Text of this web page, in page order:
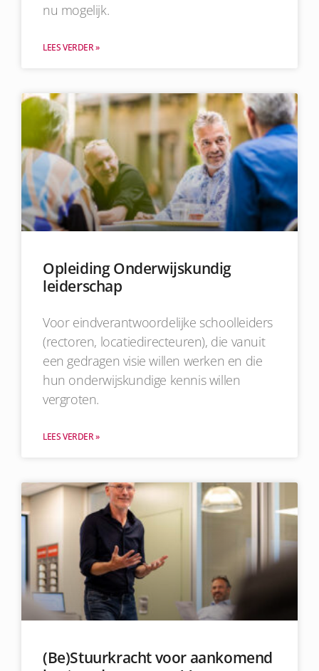
nu mogelijk.
LEES VERDER »
Opleiding Onderwijskundig
leiderschap
Voor eindverantwoordelijke schoolleiders
(rectoren, locatiedirecteuren), die vanuit
een gedragen visie willen werken en die
hun onderwijskundige kennis willen
vergroten.
LEES VERDER »
(Be)Stuurkracht voor aankomend